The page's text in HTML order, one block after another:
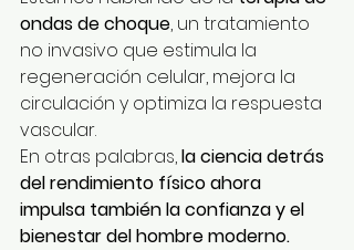
ondas de choque, un tratamiento
no invasivo que estimula la
regeneración celular, mejora la
circulación y optimiza la respuesta
vascular.
En otras palabras, la ciencia detrás
del rendimiento físico ahora
impulsa también la confianza y el
bienestar del hombre moderno.